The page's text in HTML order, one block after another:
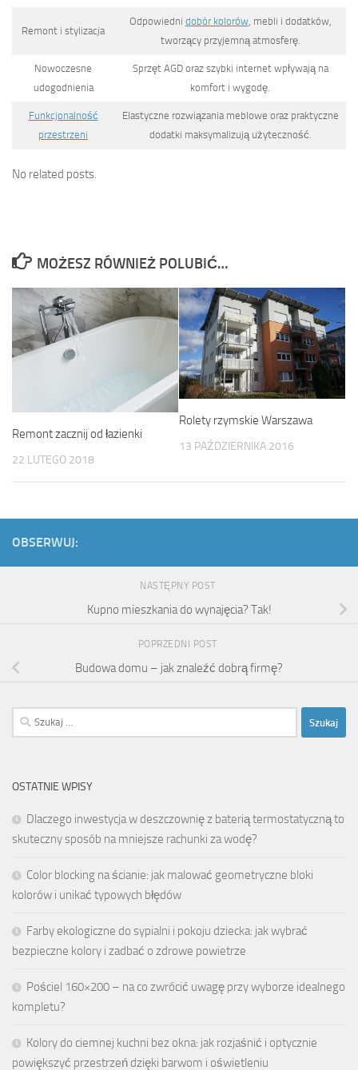
Remont i stylizacja
Odpowiedni dobór kolorów, mebli i dodatków,
tworzący przyjemną atmosferę.
Nowoczesne
udogodnienia
Sprzęt AGD oraz szybki internet wpływają na
komfort i wygodę.
Funkcjonalność
przestrzeni
Elastyczne rozwiązania meblowe oraz praktyczne
dodatki maksymalizują użyteczność.
No related posts.
MOŻESZ RÓWNIEŻ POLUBIĆ…
Remont zacznij od łazienki
22 LUTEGO 2018
Rolety rzymskie Warszawa
13 PAŹDZIERNIKA 2016
OBSERWUJ:
NASTĘPNY POST
Kupno mieszkania do wynajęcia? Tak!
POPRZEDNI POST
Budowa domu – jak znaleźć dobrą firmę?
Szukaj:
OSTATNIE WPISY
Dlaczego inwestycja w deszczownię z baterią termostatyczną to
skuteczny sposób na mniejsze rachunki za wodę?
Color blocking na ścianie: jak malować geometryczne bloki
kolorów i unikać typowych błędów
Farby ekologiczne do sypialni i pokoju dziecka: jak wybrać
bezpieczne kolory i zadbać o zdrowe powietrze
Pościel 160×200 – na co zwrócić uwagę przy wyborze idealnego
kompletu?
Kolory do ciemnej kuchni bez okna: jak rozjaśnić i optycznie
powiększyć przestrzeń dzięki barwom i oświetleniu